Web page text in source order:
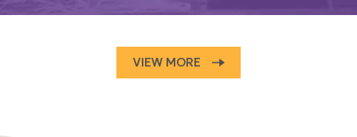
고객의 소리
AI대륜
억울함을 느끼며 변호사의 도움을 요청했습니다. 대륜은 충분히 구제신청을 받
VIEW MORE